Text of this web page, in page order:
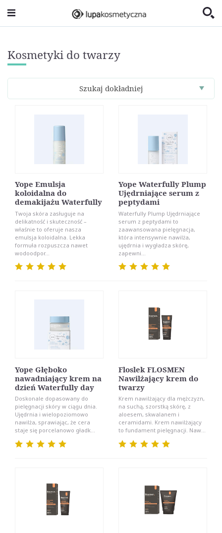
Kosmetyki do twarzy
Szukaj dokładniej
Yope Emulsja
koloidalna do
demakijażu Waterfully
Twoja skóra zasługuje na
delikatność i skuteczność –
właśnie to oferuje nasza
emulsja koloidalna. Lekka
formuła rozpuszcza nawet
wodoodpor...
Yope Waterfully Plump
Ujędrniające serum z
peptydami
Waterfully Plump Ujędrniające
serum z peptydami to
zaawansowana pielęgnacja,
która intensywnie nawilża,
ujędrnia i wygładza skórę,
zapewni...
Yope Głęboko
nawadniający krem na
dzień Waterfully day
Doskonale dopasowany do
pielęgnacji skóry w ciągu dnia.
Ujędrnia i wielopoziomowo
nawilża, sprawiając, że cera
staje się porcelanowo gładk...
Floslek FLOSMEN
Nawilżający krem do
twarzy
Krem nawilżający dla mężczyzn,
na suchą, szorstką skórę, z
aloesem, skwalanem i
ceramidami. Krem nawilżający
to fundament pielęgnacji. Naw...